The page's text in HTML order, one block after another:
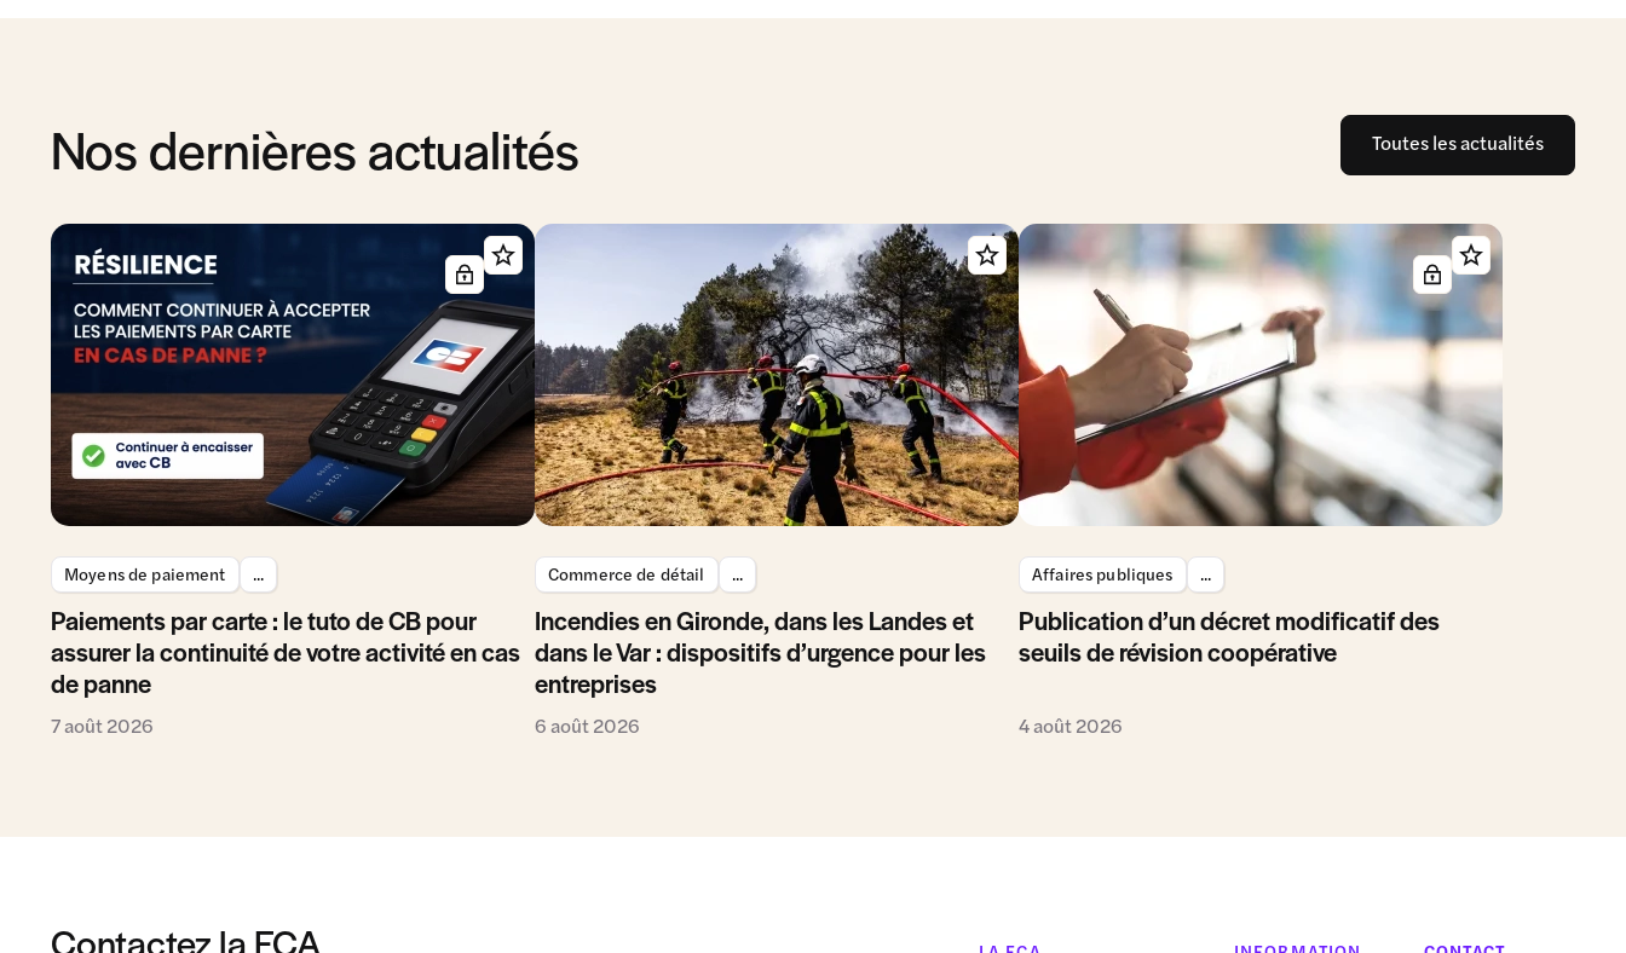
Nos dernières actualités Toutes les actualités
Moyens de paiement ...
Paiements par carte : le tuto de CB pour
assurer la continuité de votre activité en cas
de panne
7 août 2026
Commerce de détail ...
Incendies en Gironde, dans les Landes et
dans le Var : dispositifs d’urgence pour les
entreprises
6 août 2026
Affaires publiques ...
Publication d’un décret modificatif des
seuils de révision coopérative
4 août 2026
Contactez la FCA